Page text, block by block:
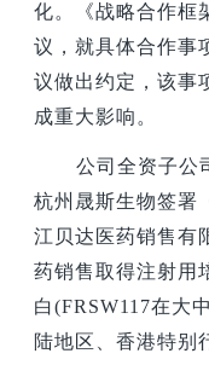
化。《战略合作框
议，就具体合作事
议做出约定，该事
成重大影响。
公司全资子公
杭州晟斯生物签署
江贝达医药销售有
药销售取得注射用
白(FRSW117在大
陆地区、香港特别